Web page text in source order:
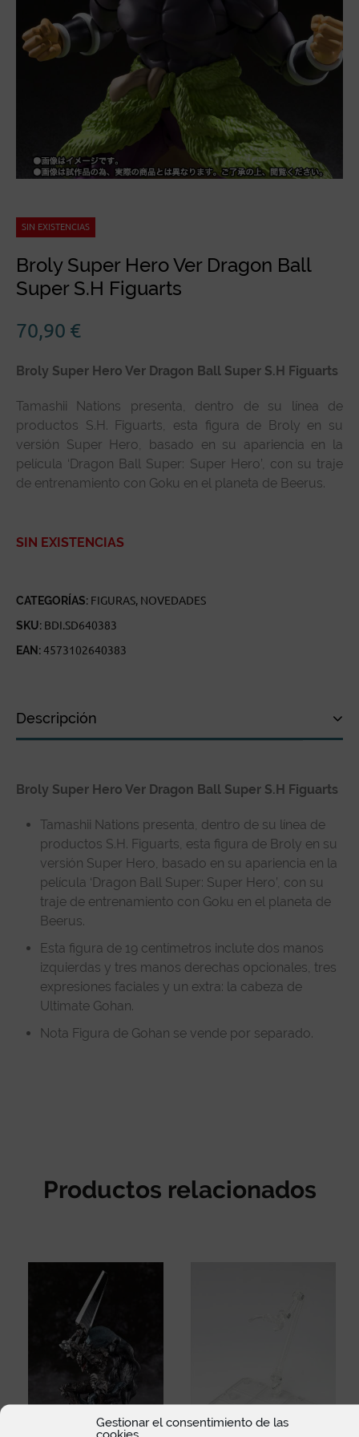
Gestionar el consentimiento de las
SIN EXISTENCIAS
Broly Super Hero Ver Dragon Ball
Super S.H Figuarts
70,90 €
Broly Super Hero Ver Dragon Ball Super S.H Figuarts
Tamashii Nations presenta, dentro de su línea de
productos S.H. Figuarts, esta figura de Broly en su
versión Super Hero, basado en su apariencia en la
película ‘Dragon Ball Super: Super Hero’, con su traje
de entrenamiento con Goku en el planeta de Beerus.
SIN EXISTENCIAS
CATEGORÍAS: FIGURAS, NOVEDADES
SKU: BDI.SD640383
EAN:4573102640383
Descripción
Especificaciones técnicas
Reseñas de clientes
Broly Super Hero Ver Dragon Ball Super S.H Figuarts
Tamashii Nations presenta, dentro de su línea de
productos S.H. Figuarts, esta figura de Broly en su
versión Super Hero, basado en su apariencia en la
película ‘Dragon Ball Super: Super Hero’, con su
traje de entrenamiento con Goku en el planeta de
Beerus.
Esta figura de 19 centímetros inclute dos manos
izquierdas y tres manos derechas opcionales, tres
expresiones faciales y un extra: la cabeza de
Ultimate Gohan.
Nota Figura de Gohan se vende por separado.
Productos relacionados